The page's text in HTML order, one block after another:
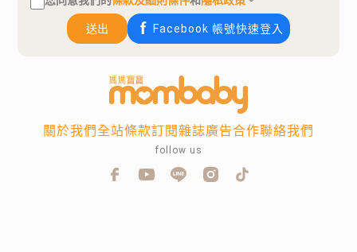
送出 Facebook 帳號快速登入
關於我們全站條款訂閱雜誌廣告合作聯絡我們
follow us